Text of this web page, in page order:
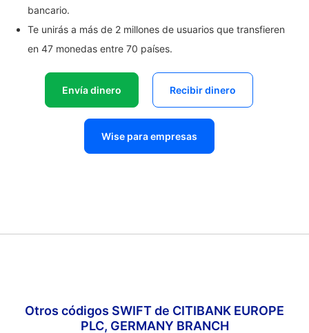
bancario.
Te unirás a más de 2 millones de usuarios que transfieren
en 47 monedas entre 70 países.
Envía dinero Recibir dinero
Wise para empresas
Otros códigos SWIFT de CITIBANK EUROPE
PLC, GERMANY BRANCH